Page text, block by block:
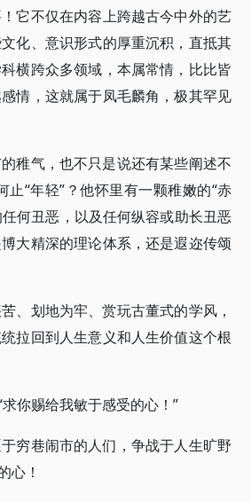
它不仅在内容上跨越古今中外的艺
化、意识形式的厚重沉积，直抵其
横跨众多领域，本属常情，比比皆
情，这就属于凤毛麟角，极其罕见
稚气，也不只是说还有某些阐述不
“年轻”？他怀里有一颗稚嫩的“赤
何丑恶，以及任何纵容或助长丑恶
大精深的理论体系，还是遐迩传颂
、划地为牢、赏玩古董式的学风，
拉回到人生意义和人生价值这个根
你赐给我敏于感受的心！”
穷巷闹市的人们，争战于人生旷野
心！